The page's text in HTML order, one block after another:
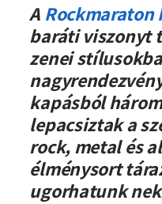
Három
A Rockmaraton
baráti viszonyt
zenei
kapásból
lepacsiztak a
rock, metal és
élménysort
ugorhatunk